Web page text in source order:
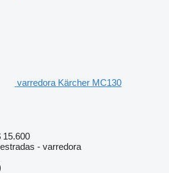
varredora Kärcher MC130
15.600
- varredora